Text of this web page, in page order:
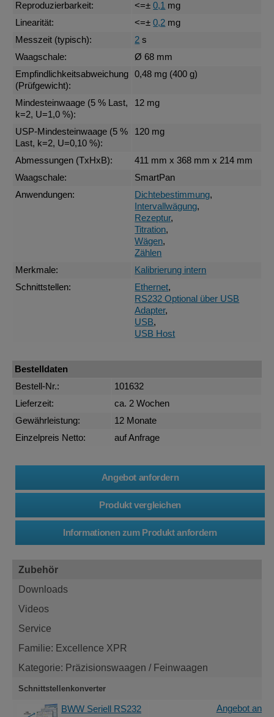
Reproduzierbarkeit:
<=±0,1 mg
Linearität:
<=±0,2 mg
Messzeit (typisch):
2 s
Waagschale:
Ø 68 mm
Empfindlichkeitsabweichung
(Prüfgewicht):
0,48 mg (400 g)
Mindesteinwaage (5 % Last,
k=2, U=1,0 %):
12 mg
USP-Mindesteinwaage (5 %
Last, k=2, U=0,10 %):
120 mg
Abmessungen (TxHxB):
411 mm x 368 mm x 214 mm
Waagschale:
SmartPan
Anwendungen:
Dichtebestimmung,
Intervallwägung,
Rezeptur,
Titration,
Wägen,
Zählen
Merkmale:
Kalibrierung intern
Schnittstellen:
Ethernet,
RS232 Optional über USB
Adapter,
USB,
USB Host
Bestelldaten
Bestell-Nr.:
101632
Lieferzeit:
ca. 2 Wochen
Gewährleistung:
12 Monate
Einzelpreis Netto:
auf Anfrage
Zubehör
Downloads
Videos
Service
Familie: Excellence XPR
Kategorie: Präzisionswaagen / Feinwaagen
Schnittstellenkonverter
BWW Seriell RS232
Angebot